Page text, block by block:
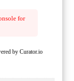
for
by Curator.io